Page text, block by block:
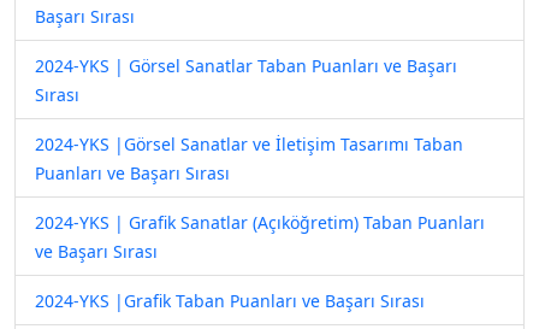
Başarı Sırası
2024-YKS | Görsel Sanatlar Taban Puanları ve Başarı
Sırası
2024-YKS |Görsel Sanatlar ve İletişim Tasarımı Taban
Puanları ve Başarı Sırası
2024-YKS | Grafik Sanatlar (Açıköğretim) Taban Puanları
ve Başarı Sırası
2024-YKS |Grafik Taban Puanları ve Başarı Sırası